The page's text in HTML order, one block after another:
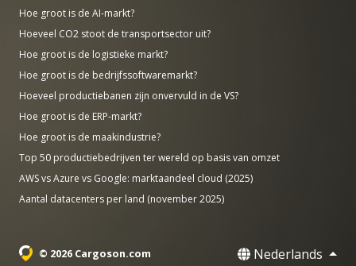
Hoe groot is de AI-markt?
Hoeveel CO2 stoot de transportsector uit?
Hoe groot is de logistieke markt?
Hoe groot is de bedrijfssoftwaremarkt?
Hoeveel productiebanen zijn onvervuld in de VS?
Hoe groot is de ERP-markt?
Hoe groot is de maakindustrie?
Top 50 productiebedrijven ter wereld op basis van omzet
AWS vs Azure vs Google: marktaandeel cloud (2025)
Aantal datacenters per land (november 2025)
© 2026 Cargoson.com Nederlands